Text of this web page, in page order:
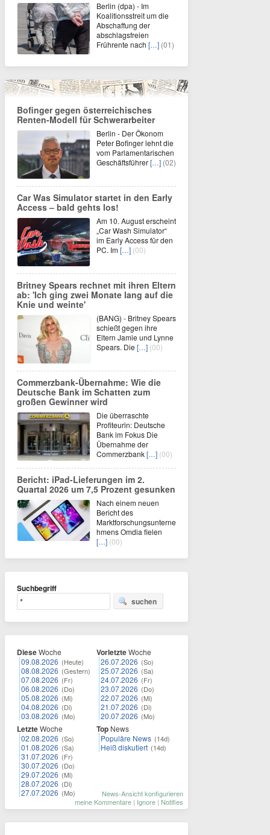
Berlin (dpa) - Im
Koalitionsstreit um die
Abschaffung der
abschlagsfreien
Frührente nach […] (01)
Bofinger gegen österreichisches
Renten-Modell für Schwerarbeiter
Berlin - Der Ökonom
Peter Bofinger lehnt die
vom Parlamentarischen
Geschäftsführer[…] (02)
Car Was Simulator startet in den Early
Access – bald gehts los!
Am 10. August erscheint
„Car Wash Simulator“
im Early Access für den
PC. Im[…] (00)
Britney Spears rechnet mit ihren Eltern
ab: 'Ich ging zwei Monate lang auf die
Knie und weinte'
(BANG) - Britney Spears
schießt gegen ihre
Eltern Jamie und Lynne
Spears. Die […] (00)
Commerzbank-Übernahme: Wie die
Deutsche Bank im Schatten zum
großen Gewinner wird
Die überraschte
Profiteurin: Deutsche
Bank im Fokus Die
Übernahme der
Commerzbank[…] (00)
Bericht: iPad-Lieferungen im 2.
Quartal 2026 um 7,5 Prozent gesunken
Nach einem neuen
Bericht des
Marktforschungsunterne
hmens Omdia fielen
[…] (00)
Suchbegriff
suchen
DieseWoche
09.08.2026 (Heute)
08.08.2026 (Gestern)
07.08.2026 (Fr)
06.08.2026 (Do)
05.08.2026 (Mi)
04.08.2026 (Di)
03.08.2026 (Mo)
LetzteWoche
02.08.2026 (So)
01.08.2026 (Sa)
31.07.2026 (Fr)
30.07.2026 (Do)
29.07.2026 (Mi)
28.07.2026 (Di)
27.07.2026 (Mo)
VorletzteWoche
26.07.2026 (So)
25.07.2026 (Sa)
24.07.2026 (Fr)
23.07.2026 (Do)
22.07.2026 (Mi)
21.07.2026 (Di)
20.07.2026 (Mo)
Top News
Populäre News (14d)
Heiß diskutiert (14d)
News-Ansicht konfigurieren
meine Kommentare | Ignore | Notifies